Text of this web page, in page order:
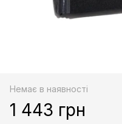
Немає в наявності
1 443 грн